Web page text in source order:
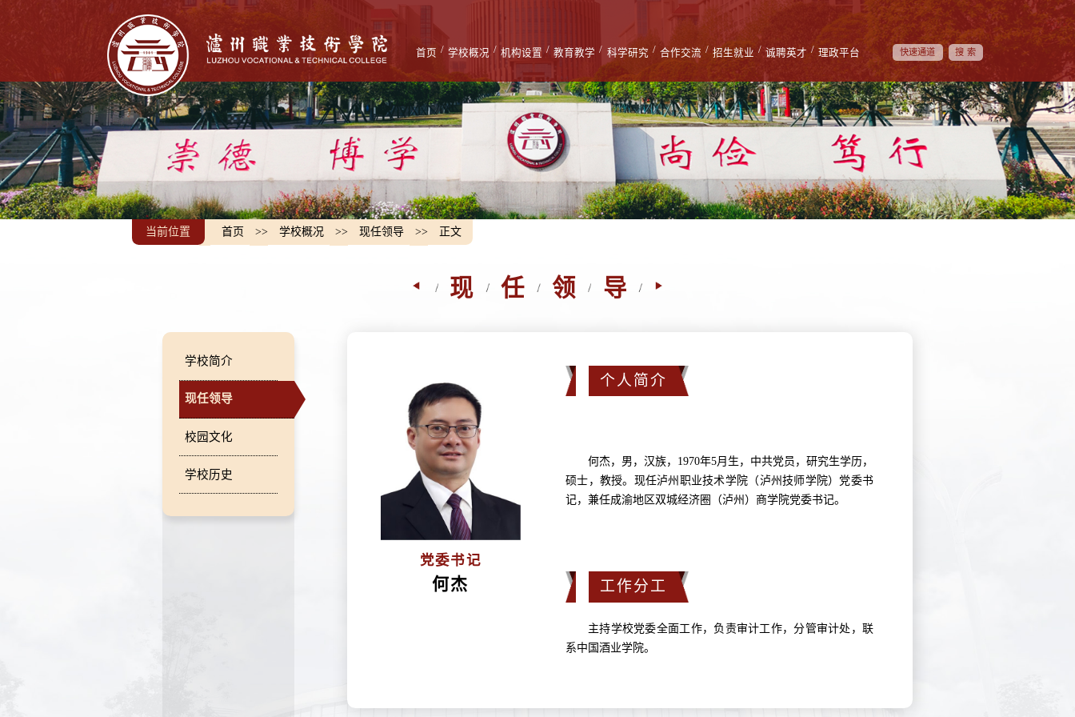
首页 / 学校概况 / 机构设置 / 教育教学 / 科学研究 / 合作交流 / 招生就业 / 诚聘英才 / 理政平台 快速通道 搜索
当前位置 首页 >> 学校概况 >> 现任领导 >> 正文
现任领导
学校简介
现任领导
校园文化
学校历史
党委书记
何杰
个人简介
何杰，男，汉族，1970年5月生，中共党员，研究生学历，
硕士，教授。现任泸州职业技术学院（泸州技师学院）党委书
记，兼任成渝地区双城经济圈（泸州）商学院党委书记。
工作分工
主持学校党委全面工作，负责审计工作，分管审计处，联
系中国酒业学院。